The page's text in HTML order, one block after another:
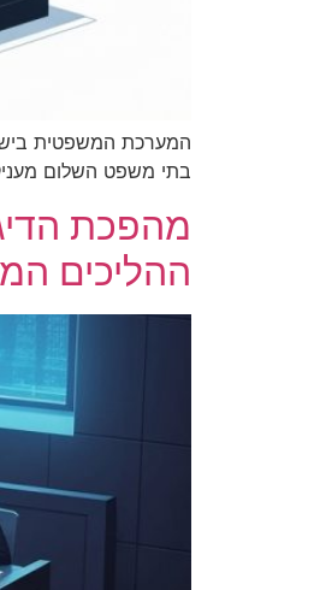
המערכת המשפטית
בתי משפט השלום
מהפכת
ההליכים